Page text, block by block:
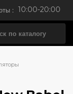
: 10:00-20:00